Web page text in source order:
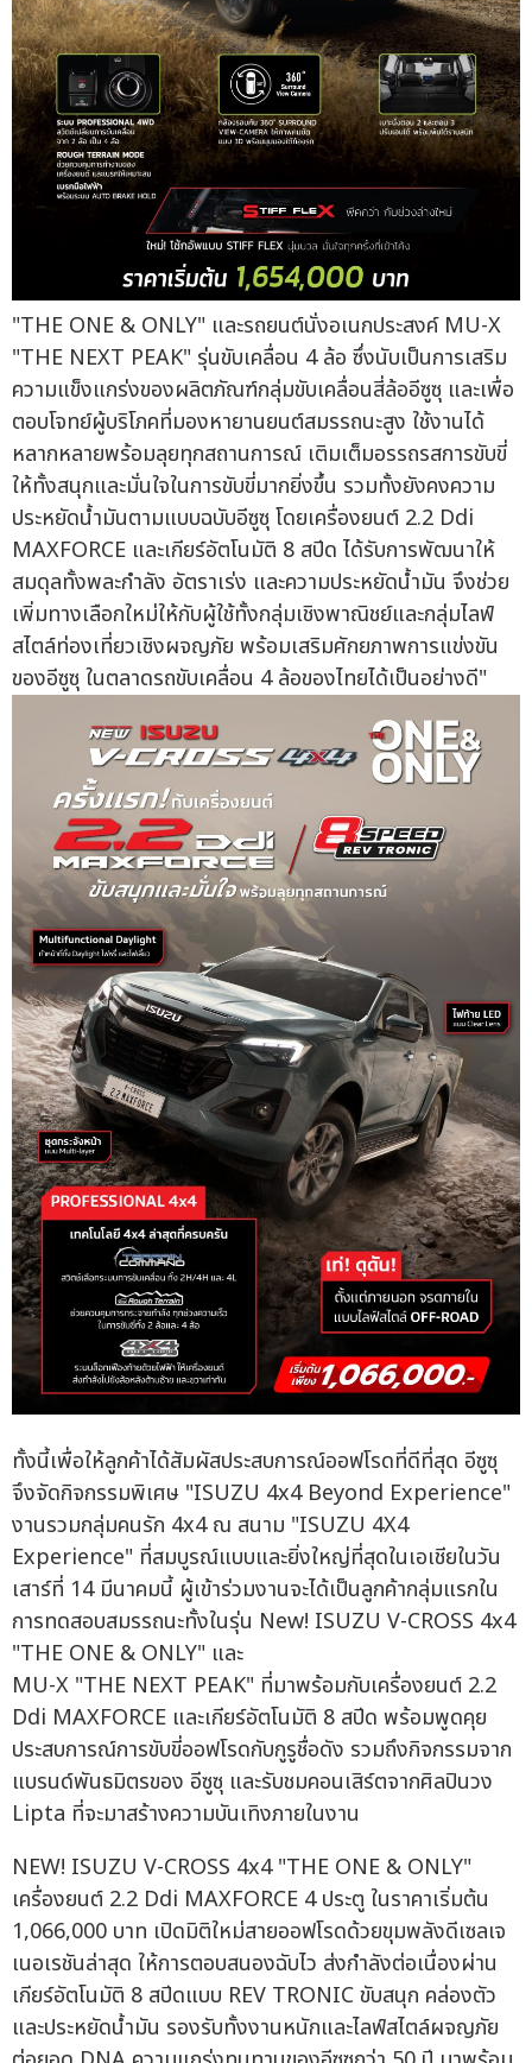
"THE ONE & ONLY" และรถยนต์นั่งอเนกประสงค์ MU-X
"THE NEXT PEAK" รุ่นขับเคลื่อน 4 ล้อ ซึ่งนับเป็นการเสริม
ความแข็งแกร่งของผลิตภัณฑ์กลุ่มขับเคลื่อนสี่ล้ออีซูซุ และเพื่อ
ตอบโจทย์ผู้บริโภคที่มองหายานยนต์สมรรถนะสูง ใช้งานได้
หลากหลายพร้อมลุยทุกสถานการณ์ เติมเต็มอรรถรสการขับขี่
ให้ทั้งสนุกและมั่นใจในการขับขี่มากยิ่งขึ้น รวมทั้งยังคงความ
ประหยัดน้ำมันตามแบบฉบับอีซูซุ โดยเครื่องยนต์ 2.2 Ddi
MAXFORCE และเกียร์อัตโนมัติ 8 สปีด ได้รับการพัฒนาให้
สมดุลทั้งพละกำลัง อัตราเร่ง และความประหยัดน้ำมัน จึงช่วย
เพิ่มทางเลือกใหม่ให้กับผู้ใช้ทั้งกลุ่มเชิงพาณิชย์และกลุ่มไลฟ์
สไตล์ท่องเที่ยวเชิงผจญภัย พร้อมเสริมศักยภาพการแข่งขัน
ของอีซูซุ ในตลาดรถขับเคลื่อน 4 ล้อของไทยได้เป็นอย่างดี"
ทั้งนี้เพื่อให้ลูกค้าได้สัมผัสประสบการณ์ออฟโรดที่ดีที่สุด อีซูซุ
จึงจัดกิจกรรมพิเศษ "ISUZU 4x4 Beyond Experience"
งานรวมกลุ่มคนรัก 4x4 ณ สนาม "ISUZU 4X4
Experience" ที่สมบูรณ์แบบและยิ่งใหญ่ที่สุดในเอเชียในวัน
เสาร์ที่ 14 มีนาคมนี้ ผู้เข้าร่วมงานจะได้เป็นลูกค้ากลุ่มแรกใน
การทดสอบสมรรถนะทั้งในรุ่น New! ISUZU V-CROSS 4x4
"THE ONE & ONLY" และ
MU-X "THE NEXT PEAK" ที่มาพร้อมกับเครื่องยนต์ 2.2
Ddi MAXFORCE และเกียร์อัตโนมัติ 8 สปีด พร้อมพูดคุย
ประสบการณ์การขับขี่ออฟโรดกับกูรูชื่อดัง รวมถึงกิจกรรมจาก
แบรนด์พันธมิตรของ อีซูซุ และรับชมคอนเสิร์ตจากศิลปินวง
Lipta ที่จะมาสร้างความบันเทิงภายในงาน
NEW! ISUZU V-CROSS 4x4 "THE ONE & ONLY"
เครื่องยนต์ 2.2 Ddi MAXFORCE 4 ประตู ในราคาเริ่มต้น
1,066,000 บาท เปิดมิติใหม่สายออฟโรดด้วยขุมพลังดีเซลเจ
เนอเรชันล่าสุด ให้การตอบสนองฉับไว ส่งกำลังต่อเนื่องผ่าน
เกียร์อัตโนมัติ 8 สปีดแบบ REV TRONIC ขับสนุก คล่องตัว
และประหยัดน้ำมัน รองรับทั้งงานหนักและไลฟ์สไตล์ผจญภัย